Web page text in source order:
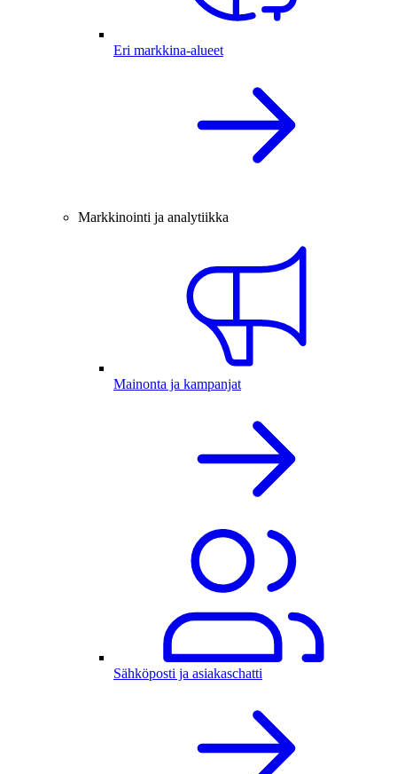
Eri markkina-alueet
Markkinointi ja analytiikka
Mainonta ja kampanjat
Sähköposti ja asiakaschatti